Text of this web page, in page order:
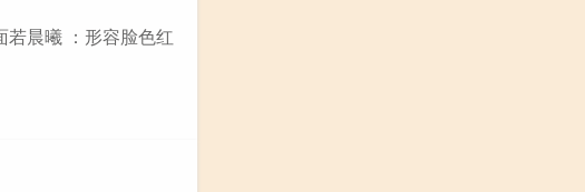
若晨曦 ：形容脸色红